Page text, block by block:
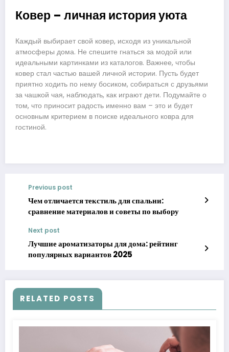
Ковер – личная история уюта
Каждый выбирает свой ковер, исходя из уникальной
атмосферы дома. Не спешите гнаться за модой или
идеальными картинками из каталогов. Важнее, чтобы
ковер стал частью вашей личной истории. Пусть будет
приятно ходить по нему босиком, собираться с друзьями
за чашкой чая, наблюдать, как играют дети. Подумайте о
том, что приносит радость именно вам – это и будет
основным критерием в поиске идеального ковра для
гостиной.
Previous post
Чем отличается текстиль для спальни:
сравнение материалов и советы по выбору
Next post
Лучшие ароматизаторы для дома: рейтинг
популярных вариантов 2025
RELATED POSTS